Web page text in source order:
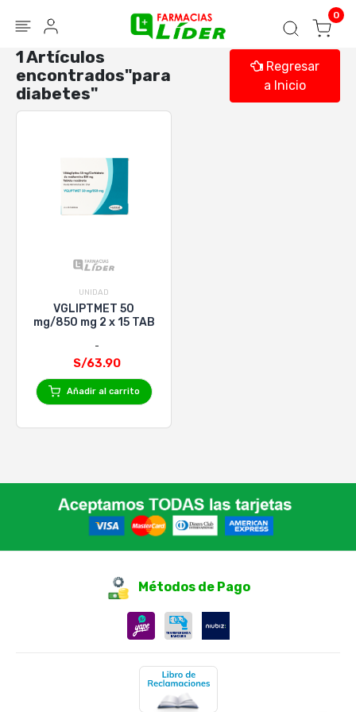
Seguir mi pedido 0
1 Artículos
encontrados"para
diabetes"
Regresar
a Inicio
UNIDAD
VGLIPTMET 50
mg/850 mg 2 x 15 TAB
S/63.90
Añadir al carrito
Métodos de Pago